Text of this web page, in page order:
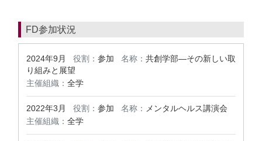
FD参加状況
2024年9月 役割： 参加 名称： 共創学部—その新しい取
り組みと展望
主催組織： 全学
2022年3月 役割： 参加 名称：
メンタルヘルス講演会
主催組織： 全学